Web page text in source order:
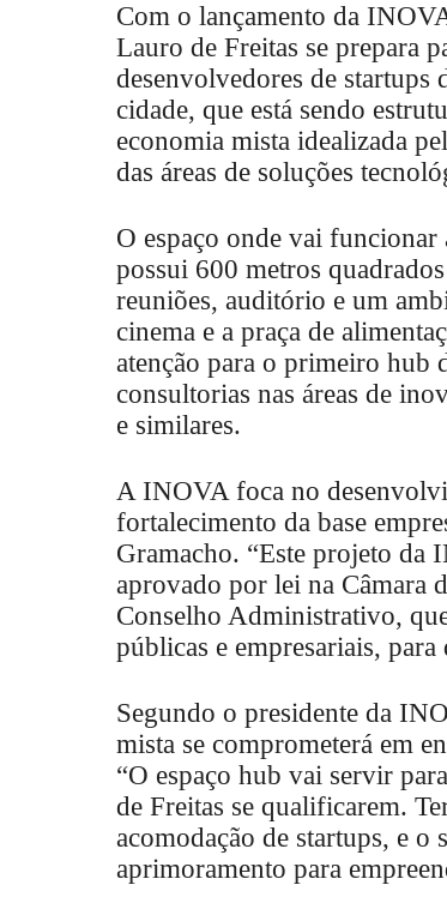
Com o lançamento da
Lauro de Freitas se prepara
desenvolvedores de
cidade, que está sendo
economia mista idealizada
das áreas de soluções
O espaço onde vai
possui 600 metros
reuniões, auditório e um
cinema e a praça de
atenção para o primeiro hub
consultorias nas áreas de
e similares.
A INOVA foca no
fortalecimento da base
Gramacho. “Este projeto
aprovado por lei na Câmara
Conselho Administrativo,
públicas e empresariais,
Segundo o presidente da
mista se comprometerá em
“O espaço hub vai servir
de Freitas se qualificarem.
acomodação de startups, e
aprimoramento para